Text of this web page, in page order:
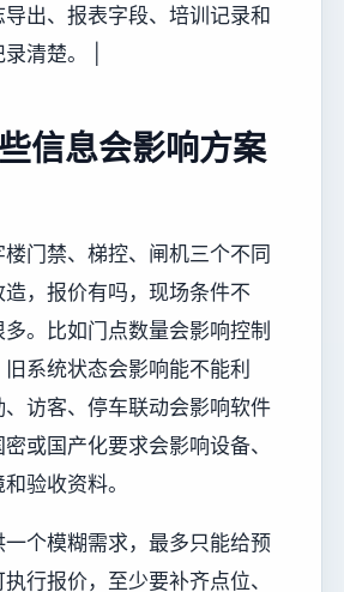
出、报表字段、培训记录和
清楚。 |
信息会影响方案
门禁、梯控、闸机三个不同
，报价有吗，现场条件不
。比如门点数量会影响控制
系统状态会影响能不能利
、访客、停车联动会影响软件
或国产化要求会影响设备、
验收资料。
个模糊需求，最多只能给预
行报价，至少要补齐点位、